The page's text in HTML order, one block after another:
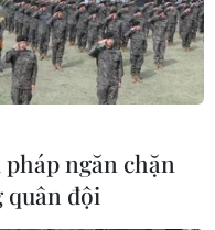
ngăn chặn
quân đội